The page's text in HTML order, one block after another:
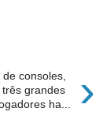
›
consoles,
grandes
ha...